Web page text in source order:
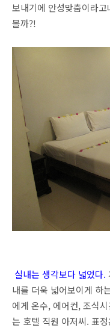
보내기에 안성맞춤이라
볼까?!
실내는 생각보다 넓었다.
내를 더욱 넓어보이게 하
에게 온수, 에어컨, 조식
는 호텔 직원 아저씨. 표